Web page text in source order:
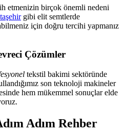
etmenizin birçok önemli nedeni
gibi elit semtlerde
için doğru tercihi yapmanız
Çözümler
tekstil bakimi sektöründe
son teknoloji makineler
hem mükemmel sonuçlar elde
Adım Rehber